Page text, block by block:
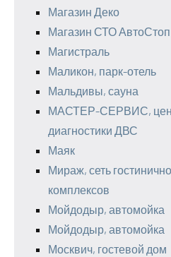
Магазин Деко
Магазин СТО АвтоСтоп
Магистраль
Маликон, парк-отель
Мальдивы, сауна
МАСТЕР-СЕРВИС,
диагностики ДВС
Маяк
Мираж, сеть
комплексов
Мойдодыр, автомойка
Мойдодыр, автомойка
Москвич, гостевой дом